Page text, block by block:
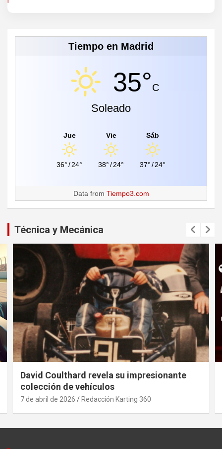
Tiempo en Madrid
35°C
Soleado
Jue
36°/24°
Vie
38°/24°
Sáb
37°/24°
Data from Tiempo3.com
Técnica y Mecánica
David Coulthard revela su impresionante
colección de vehículos
7 de abril de 2026 Redacción Karting 360